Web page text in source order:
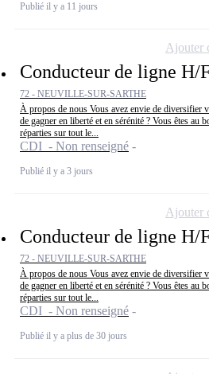
Publié il y a 11 jours
Conducteur de ligne H/
72 - NEUVILLE-SUR-SARTHE
À propos de nous Vous avez envie de diversifier
de gagner en liberté et en sérénité ? Vous êtes au
réparties sur tout le...
CDI - Non renseigné
Publié il y a 3 jours
Ajouter
Conducteur de ligne H/
72 - NEUVILLE-SUR-SARTHE
À propos de nous Vous avez envie de diversifier
de gagner en liberté et en sérénité ? Vous êtes au
réparties sur tout le...
CDI - Non renseigné
Publié il y a plus de 30 jours
Ajouter